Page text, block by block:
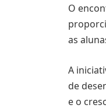
O
as
A
de
e o